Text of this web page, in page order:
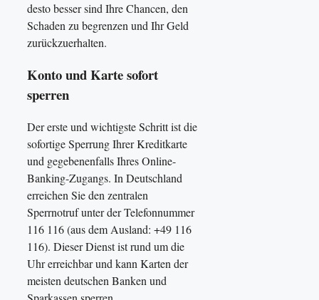
desto besser sind Ihre Chancen, den
Schaden zu begrenzen und Ihr Geld
zurückzuerhalten.
Konto und Karte sofort
sperren
Der erste und wichtigste Schritt ist die
sofortige Sperrung Ihrer Kreditkarte
und gegebenenfalls Ihres Online-
Banking-Zugangs. In Deutschland
erreichen Sie den zentralen
Sperrnotruf unter der Telefonnummer
116 116 (aus dem Ausland: +49 116
116). Dieser Dienst ist rund um die
Uhr erreichbar und kann Karten der
meisten deutschen Banken und